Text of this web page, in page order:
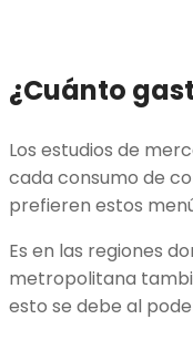
¿Cuánto
Los estudios de
cada consumo de
prefieren estos
Es en las regiones
metropolitana
esto se debe al